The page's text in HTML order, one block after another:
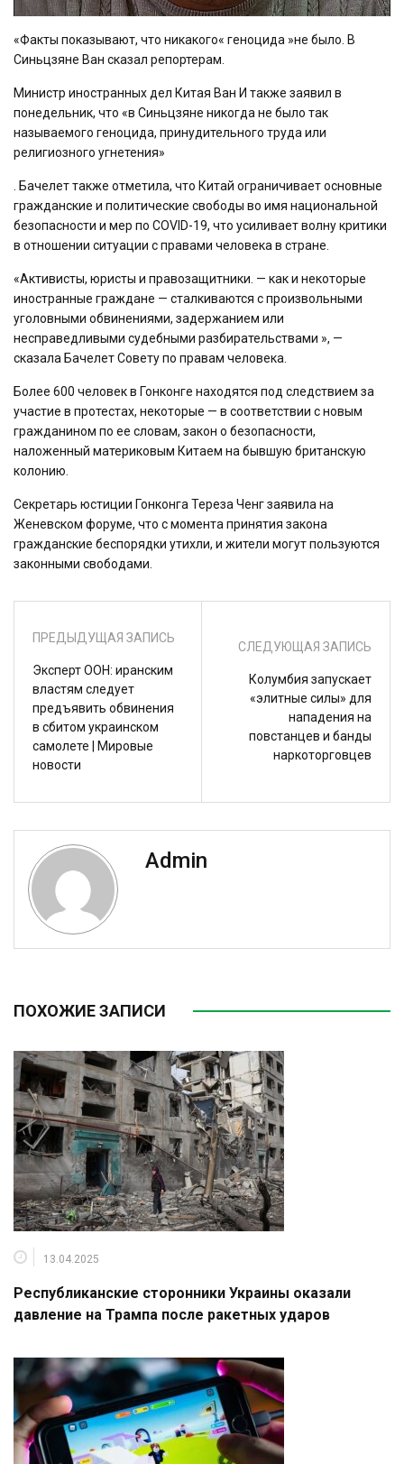
Video
«Факты показывают, что никакого« геноцида »не было. В
Синьцзяне Ван сказал репортерам.
Министр иностранных дел Китая Ван И также заявил в
понедельник, что «в Синьцзяне никогда не было так
называемого геноцида, принудительного труда или
религиозного угнетения»
. Бачелет также отметила, что Китай ограничивает основные
гражданские и политические свободы во имя национальной
безопасности и мер по COVID-19, что усиливает волну критики
в отношении ситуации с правами человека в стране.
«Активисты, юристы и правозащитники. — как и некоторые
иностранные граждане — сталкиваются с произвольными
уголовными обвинениями, задержанием или
несправедливыми судебными разбирательствами », —
сказала Бачелет Совету по правам человека.
Более 600 человек в Гонконге находятся под следствием за
участие в протестах, некоторые — в соответствии с новым
гражданином по ее словам, закон о безопасности,
наложенный материковым Китаем на бывшую британскую
колонию.
Секретарь юстиции Гонконга Тереза ​​Ченг заявила на
Женевском форуме, что с момента принятия закона
гражданские беспорядки утихли, и жители могут пользуются
законными свободами.
ПРЕДЫДУЩАЯ ЗАПИСЬ
Эксперт ООН: иранским
властям следует
предъявить обвинения
в сбитом украинском
самолете | Мировые
новости
СЛЕДУЮЩАЯ ЗАПИСЬ
Колумбия запускает
«элитные силы» для
нападения на
повстанцев и банды
наркоторговцев
Admin
ПОХОЖИЕ ЗАПИСИ
13.04.2025
Республиканские сторонники Украины оказали
давление на Трампа после ракетных ударов